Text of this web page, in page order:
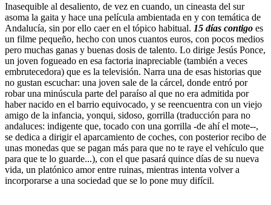
Inasequible al desaliento, de vez en cuando, un cineasta del sur
asoma la gaita y hace una película ambientada en y con temática de
Andalucía, sin por ello caer en el tópico habitual. 15 días contigo es
un filme pequeño, hecho con unos cuantos euros, con pocos medios
pero muchas ganas y buenas dosis de talento. Lo dirige Jesús Ponce,
un joven fogueado en esa factoria inapreciable (también a veces
embrutecedora) que es la televisión. Narra una de esas historias que
no gustan escuchar: una joven sale de la cárcel, donde entró por
robar una minúscula parte del paraíso al que no era admitida por
haber nacido en el barrio equivocado, y se reencuentra con un viejo
amigo de la infancia, yonqui, sidoso, gorrilla (traducción para no
andaluces: indigente que, tocado con una gorrilla -de ahí el mote--,
se dedica a dirigir el aparcamiento de coches, con posterior recibo de
unas monedas que se pagan más para que no te raye el vehículo que
para que te lo guarde...), con el que pasará quince días de su nueva
vida, un platónico amor entre ruinas, mientras intenta volver a
incorporarse a una sociedad que se lo pone muy difícil.